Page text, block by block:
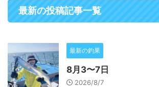
最新の投稿記事一覧
最新の釣果
8月3〜7日
2026/8/7